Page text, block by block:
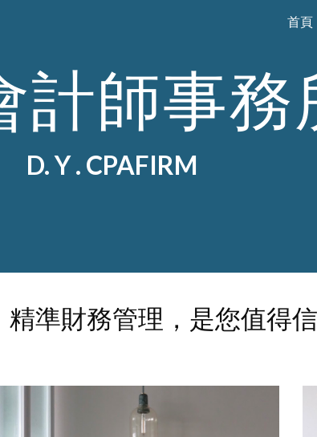
Skip to
首頁
計師事務
D. Y . CPAFIRM
精準財務管理，是您值得